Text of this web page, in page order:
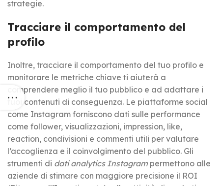
strategie.
Tracciare il comportamento del
profilo
Inoltre, tracciare il comportamento del tuo profilo e
monitorare le metriche chiave ti aiuterà a
comprendere meglio il tuo pubblico e ad adattare i
tuoi contenuti di conseguenza. Le piattaforme social
come Instagram forniscono dati sulle performance
come follower, visualizzazioni, impression, like,
reaction, condivisioni e commenti utili per valutare
l’accoglienza e il coinvolgimento del pubblico. Gli
strumenti di dati analytics Instagram permettono alle
aziende di stimare con maggiore precisione il ROI